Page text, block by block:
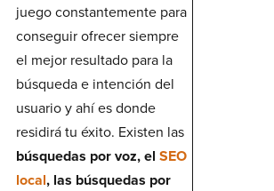
juego constantemente para
conseguir ofrecer siempre
el mejor resultado para la
búsqueda e intención del
usuario y ahí es donde
residirá tu éxito. Existen las
búsquedas por voz, el SEO
local, las búsquedas por